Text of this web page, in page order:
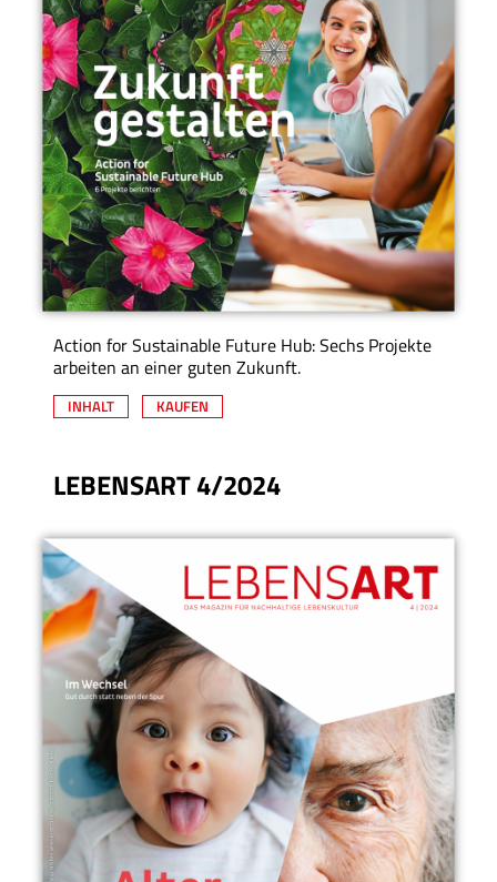
Action for Sustainable Future Hub: Sechs Projekte
arbeiten an einer guten Zukunft.
INHALT KAUFEN
LEBENSART 4/2024